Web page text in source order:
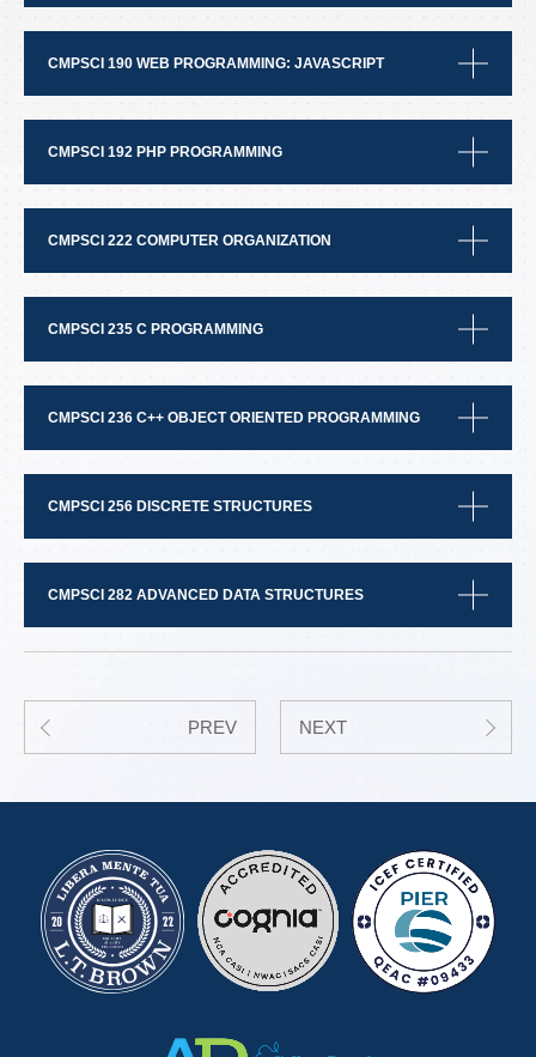
CMPSCI 190 WEB PROGRAMMING: JAVASCRIPT
CMPSCI 192 PHP PROGRAMMING
CMPSCI 222 COMPUTER ORGANIZATION
CMPSCI 235 C PROGRAMMING
CMPSCI 236 C++ OBJECT ORIENTED PROGRAMMING
CMPSCI 256 DISCRETE STRUCTURES
CMPSCI 282 ADVANCED DATA STRUCTURES
PREV NEXT